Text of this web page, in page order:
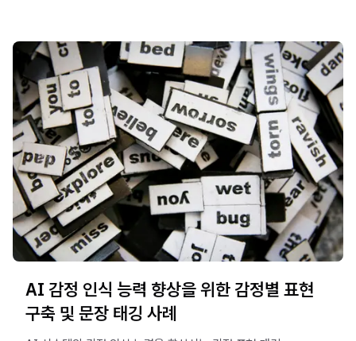
AI 감정 인식 능력 향상을 위한 감정별 표현
구축 및 문장 태깅 사례